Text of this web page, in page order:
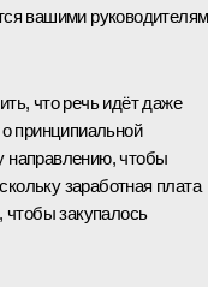
вашими
что речь идёт даже
принципиальной
направлению, чтобы
заработная плата
чтобы закупалось